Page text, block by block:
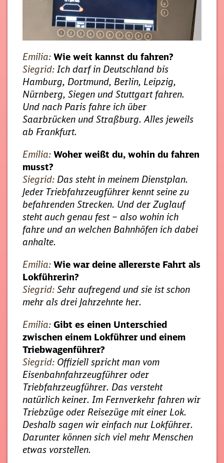
Emilia: Wie weit kannst du fahren?
Siegrid: Ich darf in Deutschland bis
Hamburg, Dortmund, Berlin, Leipzig,
Nürnberg, Siegen und Stuttgart fahren.
Und nach Paris fahre ich über
Saarbrücken und Straßburg. Alles jeweils
ab Frankfurt.
Emilia: Woher weißt du, wohin du fahren
musst?
Siegrid: Das steht in meinem Dienstplan.
Jeder Triebfahrzeugführer kennt seine zu
befahrenden Strecken. Und der Zuglauf
steht auch genau fest – also wohin ich
fahre und an welchen Bahnhöfen ich dabei
anhalte.
Emilia: Wie war deine allererste Fahrt als
Lokführerin?
Siegrid: Sehr aufregend und sie ist schon
mehr als drei Jahrzehnte her.
Emilia: Gibt es einen Unterschied
zwischen einem Lokführer und einem
Triebwagenführer?
Siegrid: Offiziell spricht man vom
Eisenbahnfahrzeugführer oder
Triebfahrzeugführer. Das versteht
natürlich keiner. Im Fernverkehr fahren wir
Triebzüge oder Reisezüge mit einer Lok.
Deshalb sagen wir einfach nur Lokführer.
Darunter können sich viel mehr Menschen
etwas vorstellen.